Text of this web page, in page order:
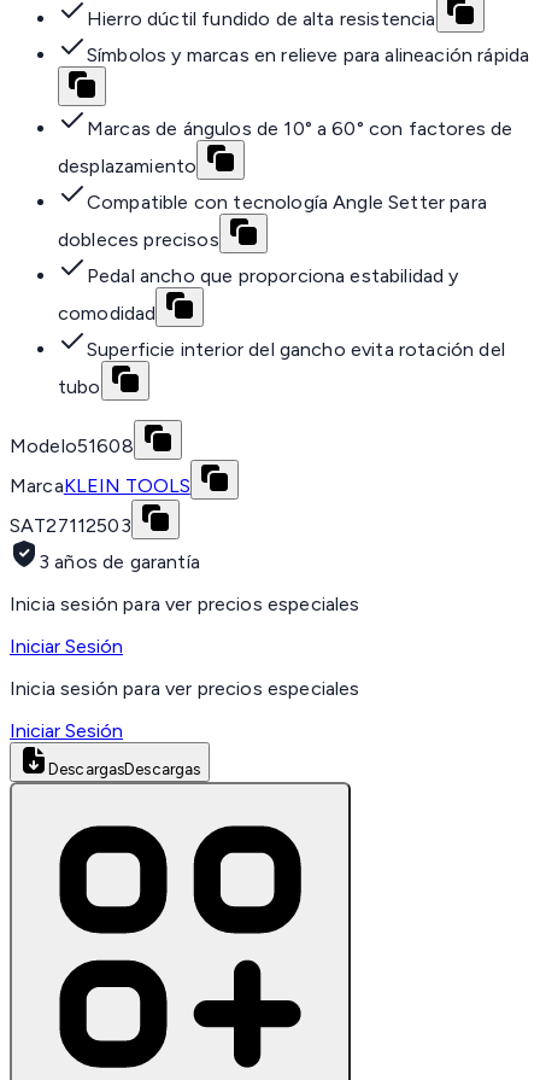
Hierro dúctil fundido de alta resistencia
Símbolos y marcas en relieve para alineación rápida
Marcas de ángulos de 10° a 60° con factores de
desplazamiento
Compatible con tecnología Angle Setter para
dobleces precisos
Pedal ancho que proporciona estabilidad y
comodidad
Superficie interior del gancho evita rotación del
tubo
Modelo51608
MarcaKLEIN TOOLS
SAT27112503
3 años de garantía
Inicia sesión para ver precios especiales
Iniciar Sesión
Inicia sesión para ver precios especiales
Iniciar Sesión
DescargasDescargas